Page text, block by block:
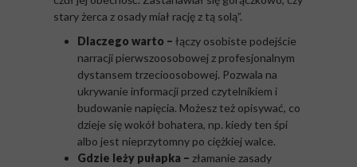
stary żerca z osady miał rację z tą solą”.
Dlaczego warto – łączy osobiste podejście
narracji pierwszoosobowej z profesjonalnym
dystansem trzecioosobowej. Pozwala na
ukrywanie informacji przed czytelnikiem i
budowanie napięcia. Możesz też opisywać, co
dzieje się wokół bohatera, np. kiedy ten śpi
albo jest nieprzytomny po ciężkiej walce.
Gdzie leży pułapka – złamanie zasady